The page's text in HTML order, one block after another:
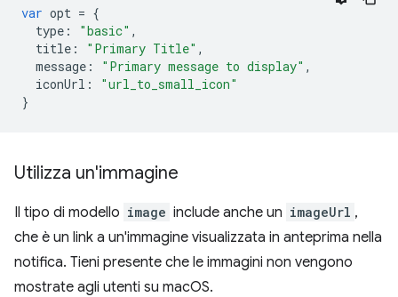
var opt = {
type : "basic" ,
title : "Primary Title" ,
message : "Primary message to display" ,
iconUrl :
"url_to_small_icon"
}
Utilizza un'immagine
Il tipo di modello image include anche un imageUrl ,
che è un link a un'immagine visualizzata in anteprima nella
notifica. Tieni presente che le immagini non vengono
mostrate agli utenti su macOS.